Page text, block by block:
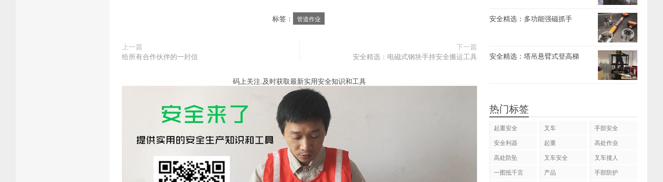
标签： 管道作业
上一篇
给所有合作伙伴的一封信
下一篇
安全精选：电磁式钢块手持安全搬运工具
码上关注.及时获取最新实用安全知识和工具
安全精选：多功能强磁抓手
安全精选：塔吊悬臂式登高梯
热门标签
起重安全 叉车
手部安全
安全利器
起重
高处作业
高处防坠
叉车安全
叉车撞人
一图抵千言
产品
手部防护